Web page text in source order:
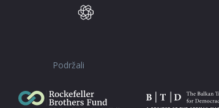
Podržali